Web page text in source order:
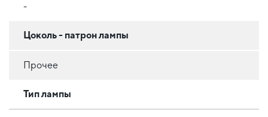
-
Цоколь - патрон лампы
Прочее
Тип лампы